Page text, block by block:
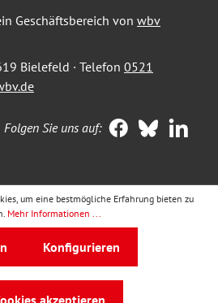
Geschäftsbereich von wbv
Bielefeld · Telefon 0521
Folgen Sie uns auf:
um eine bestmögliche Erfahrung bieten zu
Mehr Informationen ...
Konfigurieren
akzeptieren